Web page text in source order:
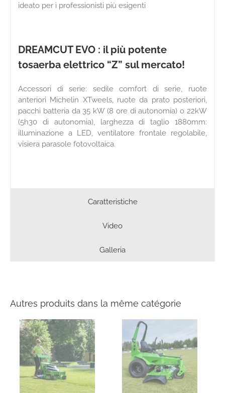
ideato per i professionisti più esigenti
DREAMCUT EVO : il più potente
tosaerba elettrico “Z” sul mercato!
Accessori di serie: sedile comfort di serie, ruote
anteriori Michelin XTweels, ruote da prato posteriori,
pacchi batteria da 35 kW (8 ore di autonomia) o 22kW
(5h30 di autonomia), larghezza di taglio 1880mm:
illuminazione a LED, ventilatore frontale regolabile,
visiera parasole fotovoltaica.
Caratteristiche
Video
Galleria
Autres produits dans la même catégorie